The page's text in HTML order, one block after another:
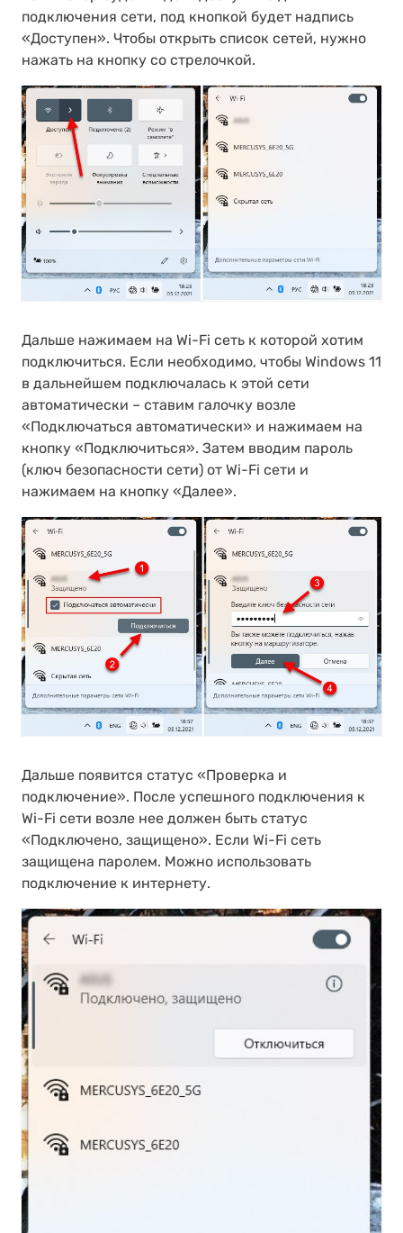
подключения сети, под кнопкой будет надпись
«Доступен». Чтобы открыть список сетей, нужно
нажать на кнопку со стрелочкой.
Дальше нажимаем на Wi-Fi сеть к которой хотим
подключиться. Если необходимо, чтобы Windows 11
в дальнейшем подключалась к этой сети
автоматически – ставим галочку возле
«Подключаться автоматически» и нажимаем на
кнопку «Подключиться». Затем вводим пароль
(ключ безопасности сети) от Wi-Fi сети и
нажимаем на кнопку «Далее».
Дальше появится статус «Проверка и
подключение». После успешного подключения к
Wi-Fi сети возле нее должен быть статус
«Подключено, защищено». Если Wi-Fi сеть
защищена паролем. Можно использовать
подключение к интернету.